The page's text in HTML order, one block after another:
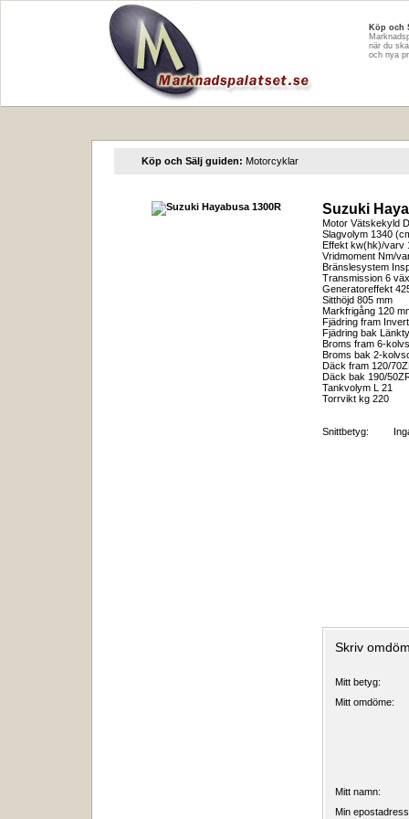
Köp och
när du
och nya
Köp och Sälj guiden: Motorcyklar
Suzuki
Motor Vätskekyld
Slagvolym 1340
Effekt kw(hk)/varv
Vridmoment Nm/
Bränslesystem
Transmission 6
Generatoreffekt
Sitthöjd 805 mm
Markfrigång 120
Fjädring fram
Fjädring bak
Broms fram 6-
Broms bak 2-
Däck fram 120/
Däck bak 190/
Tankvolym L 21
Torrvikt kg 220
Snittbetyg:
Skriv
Mitt betyg:
Mitt omdöme:
Mitt namn:
Min